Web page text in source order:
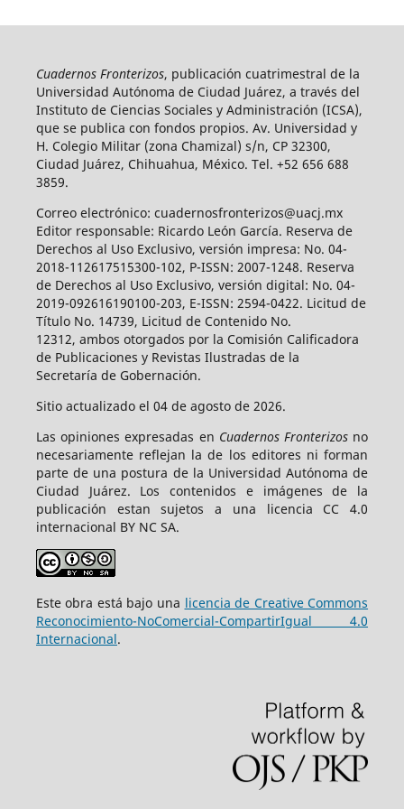
Cuadernos Fronterizos, publicación cuatrimestral de la
Universidad Autónoma de Ciudad Juárez, a través del
Instituto de Ciencias Sociales y Administración (ICSA),
que se publica con fondos propios. Av. Universidad y
H. Colegio Militar (zona Chamizal) s/n, CP 32300,
Ciudad Juárez, Chihuahua, México. Tel. +52 656 688
3859.
Correo electrónico: cuadernosfronterizos@uacj.mx
Editor responsable: Ricardo León García. Reserva de
Derechos al Uso Exclusivo, versión impresa: No. 04-
2018-112617515300-102, P-ISSN: 2007-1248. Reserva
de Derechos al Uso Exclusivo, versión digital: No. 04-
2019-092616190100-203, E-ISSN: 2594-0422. Licitud de
Título No. 14739, Licitud de Contenido No.
12312, ambos otorgados por la Comisión Calificadora
de Publicaciones y Revistas Ilustradas de la
Secretaría de Gobernación.
Sitio actualizado el 04 de agosto de 2026.
Las opiniones expresadas en Cuadernos Fronterizosno
necesariamente reflejan la de los editores ni forman
parte de una postura de la Universidad Autónoma de
Ciudad Juárez. Los contenidos e imágenes de la
publicación estan sujetos a una licencia CC 4.0
internacional BY NC SA.
Este obra está bajo una licencia de Creative Commons
Reconocimiento-NoComercial-CompartirIgual 4.0
Internacional.